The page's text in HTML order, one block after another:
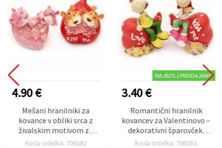
4.90 €
Mešani hranilniki za
kovance v obliki srca z
živalskim motivom za
Valentinovo
Koda izdelka: 706282
NAJBOLJ PRODAJANO
3.40 €
Romantični hranilnik
kovancev za Valentinovo –
dekorativni šparovček,
darilo
Koda izdelka: 706283